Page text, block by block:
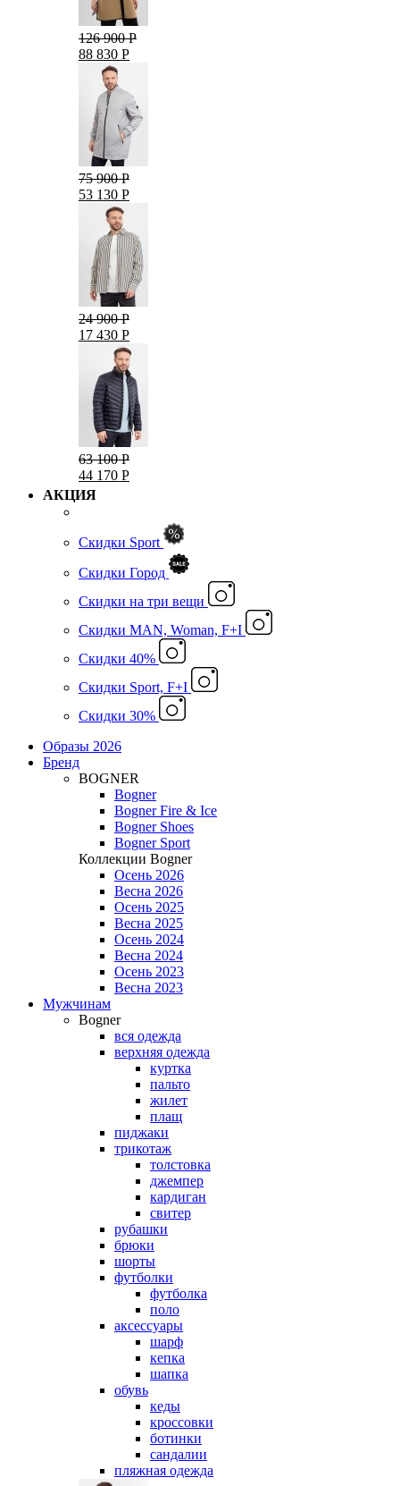
126 900 Р
88 830 Р
75 900 Р
53 130 Р
24 900 Р
17 430 Р
63 100 Р
44 170 Р
АКЦИЯ
Скидки Sport
Скидки Город
Cкидки на три вещи
Скидки MAN, Woman, F+I
Скидки 40%
Скидки Sport, F+I
Скидки 30%
Образы 2026
Бренд
BOGNER
Bogner
Bogner Fire & Ice
Bogner Shoes
Bogner Sport
Коллекции Bogner
Осень 2026
Весна 2026
Осень 2025
Весна 2025
Осень 2024
Весна 2024
Осень 2023
Весна 2023
Мужчинам
Bogner
вся одежда
верхняя одежда
куртка
пальто
жилет
плащ
пиджаки
трикотаж
толстовка
джемпер
кардиган
свитер
рубашки
брюки
шорты
футболки
футболка
поло
аксессуары
шарф
кепка
шапка
обувь
кеды
кроссовки
ботинки
сандалии
пляжная одежда